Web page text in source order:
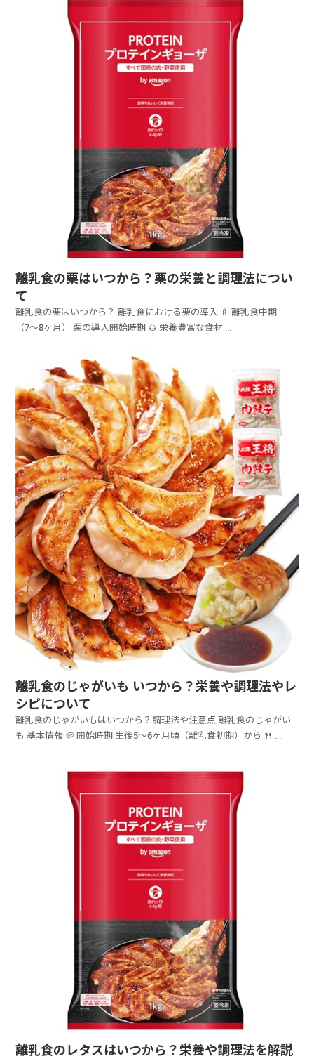
離乳食の栗はいつから？栗の栄養と調理法につい
て
離乳食の栗はいつから？ 離乳食における栗の導入 🍼 離乳食中期
（7〜8ヶ月） 栗の導入開始時期 🌰 栄養豊富な食材 ...
離乳食のじゃがいも いつから？栄養や調理法やレ
シピについて
離乳食のじゃがいもはいつから？調理法や注意点 離乳食のじゃがい
も 基本情報 🥔 開始時期 生後5～6ヶ月頃（離乳食初期）から 🍴 ...
離乳食のレタスはいつから？栄養や調理法を解説